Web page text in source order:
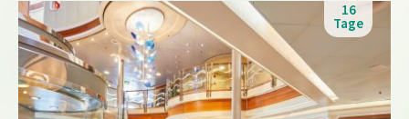
16
Tage